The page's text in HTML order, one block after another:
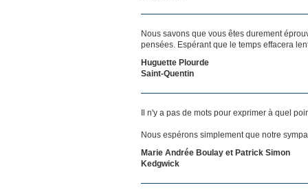
Nous savons que vous êtes durement
pensées. Espérant que le temps effacera
Huguette Plourde
Saint-Quentin
Il n'y a pas de mots pour exprimer à quel
Nous espérons simplement que notre
Marie Andrée Boulay et Patrick Simon
Kedgwick